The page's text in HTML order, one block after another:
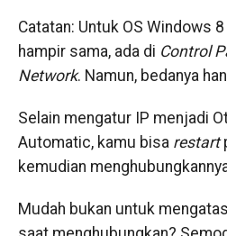
Catatan: Untuk OS Windows
hampir sama, ada di Control
Network. Namun, bedanya
Selain mengatur IP menjadi
Automatic, kamu bisa restart
kemudian
Mudah bukan untuk